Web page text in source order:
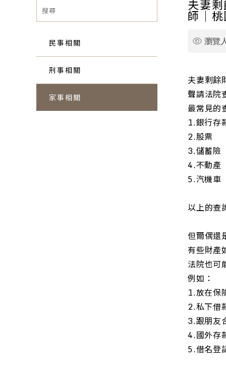
民事相關
刑事相關
家事相關
夫妻
師｜
瀏覽
夫妻剩餘
聲請法院
最常見的
1.銀行存
2.股票
3.儲蓄險
4.不動產
5.汽機車
以上的查
但爾偶還
有些財產
法院也可
例如：
1.放在保
2.私下借
3.跟朋友
4.國外存
5.借名登